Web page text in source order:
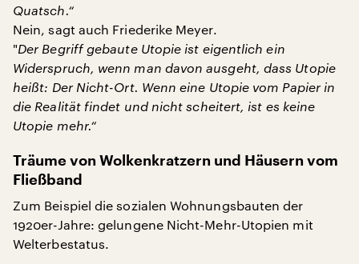
Quatsch.“
Nein, sagt auch Friederike Meyer.
"Der Begriff gebaute Utopie ist eigentlich ein
Widerspruch, wenn man davon ausgeht, dass Utopie
heißt: Der Nicht-Ort. Wenn eine Utopie vom Papier in
die Realität findet und nicht scheitert, ist es keine
Utopie mehr.“
Träume von Wolkenkratzern und Häusern vom
Fließband
Zum Beispiel die sozialen Wohnungsbauten der
1920er-Jahre: gelungene Nicht-Mehr-Utopien mit
Welterbestatus.